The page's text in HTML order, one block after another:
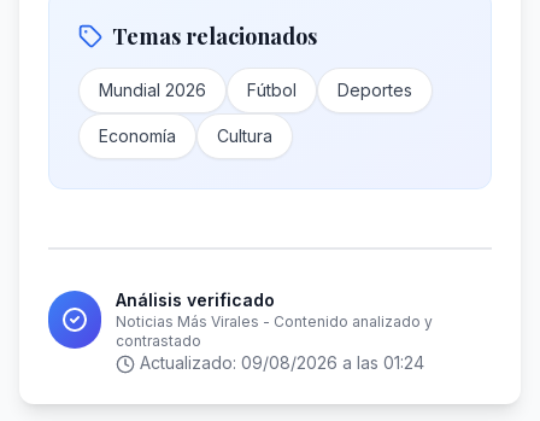
Temas relacionados
Mundial 2026 Fútbol Deportes
Economía Cultura
Análisis verificado
Noticias Más Virales - Contenido analizado y
contrastado
Actualizado: 09/08/2026 a las 01:24